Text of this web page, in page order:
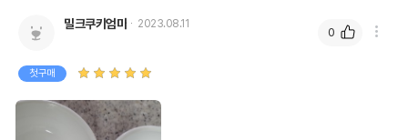
밀크쿠키엄마 2023.08.11
첫구매
0